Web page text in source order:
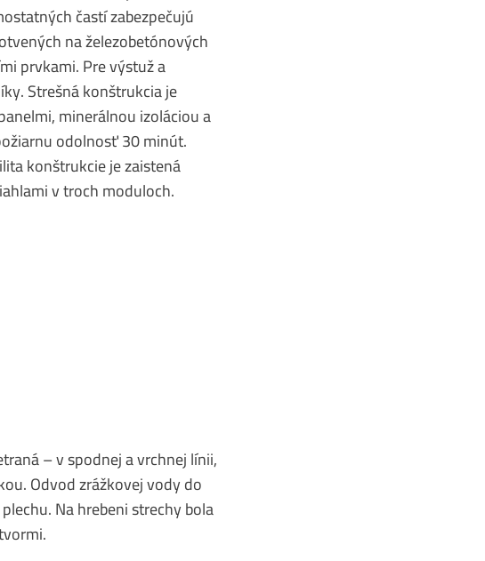
častí zabezpečujú
na železobetónových
prvkami. Pre výstuž a
Strešná konštrukcia je
minerálnou izoláciou a
odolnosť 30 minút.
konštrukcie je zaistená
v troch moduloch.
– v spodnej a vrchnej línii,
Odvod zrážkovej vody do
Na hrebeni strechy bola